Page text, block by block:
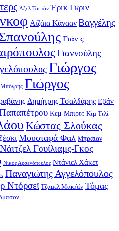
Άξελ Τουπάν Έρικ Γκριν
Αϊζάια Κάνααν Βαγγέλης
Γιάνις
Γιαννούλης
Γιώργος
Μπόγρης Γιώργος
Δημήτρης Τσαλδάρης Εβάν
Κεμ Μπιρτς Κιμ Τιλί
Κώστας Σλούκας
Μουσταφά Φαλ Μπράιαν
Νάιτζελ Γουίλιαμς-Γκος
Νίκος Αρσενόπουλος Ντάνιελ Χάκετ
Παναγιώτης Αγγελόπουλος
Ντόρσεϊ Τζαμέλ ΜακΛίν Τόμας